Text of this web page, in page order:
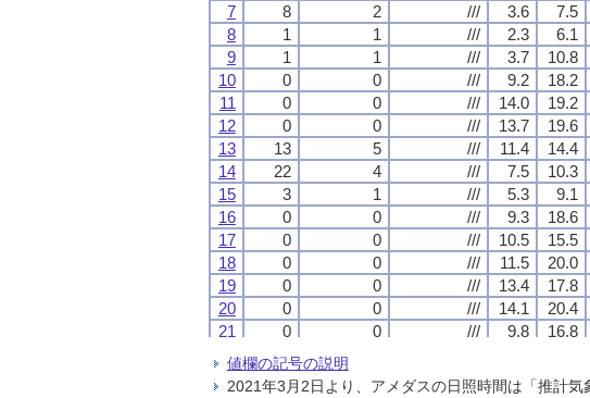
7
8 2 /// 3.6 7.5
8
1 1 /// 2.3 6.1
9
1 1 /// 3.7 10.8
10
0 0 /// 9.2 18.2
11
0 0 /// 14.0 19.2
12
0 0 /// 13.7 19.6
13
13 5 /// 11.4 14.4
14
22 4 /// 7.5 10.3
15
3 1 /// 5.3 9.1
16
0 0 /// 9.3 18.6
17
0 0 /// 10.5 15.5
18
0 0 /// 11.5 20.0
19
0 0 /// 13.4 17.8
20
0 0 /// 14.1 20.4
21
0 0 /// 9.8 16.8
22
0
23
0 0 /// 15.7 27.1
7
8 2 /// 3.6 7.5
8
1 1 /// 2.3 6.1
9
1 1 /// 3.7 10.8
10
0 0 /// 9.2 18.2
11
0 0 /// 14.0 19.2
12
0 0 /// 13.7 19.6
13
13 5 /// 11.4 14.4
14
22 4 /// 7.5 10.3
15
3 1 /// 5.3 9.1
16
0 0 /// 9.3 18.6
17
0 0 /// 10.5 15.5
18
0 0 /// 11.5 20.0
19
0 0 /// 13.4 17.8
20
0 0 /// 14.1 20.4
21
0 0 /// 9.8 16.8
22
0
23
0 0 /// 15.7 27.1
7
8 2 /// 3.6 7.5
8
1 1 /// 2.3 6.1
9
1 1 /// 3.7 10.8
10
0 0 /// 9.2 18.2
11
0 0 /// 14.0 19.2
12
0 0 /// 13.7 19.6
13
13 5 /// 11.4 14.4
14
22 4 /// 7.5 10.3
15
3 1 /// 5.3 9.1
16
0 0 /// 9.3 18.6
17
0 0 /// 10.5 15.5
18
0 0 /// 11.5 20.0
19
0 0 /// 13.4 17.8
20
0 0 /// 14.1 20.4
21
0 0 /// 9.8 16.8
22
0
23
0 0 /// 15.7 27.1
7
8 2 /// 3.6 7.5
8
1 1 /// 2.3 6.1
9
1 1 /// 3.7 10.8
10
0 0 /// 9.2 18.2
11
0 0 /// 14.0 19.2
12
0 0 /// 13.7 19.6
13
13 5 /// 11.4 14.4
14
22 4 /// 7.5 10.3
15
3 1 /// 5.3 9.1
16
0 0 /// 9.3 18.6
17
0 0 /// 10.5 15.5
18
0 0 /// 11.5 20.0
19
0 0 /// 13.4 17.8
20
0 0 /// 14.1 20.4
21
0 0 /// 9.8 16.8
22
0
23
0 0 /// 15.7 27.1
値欄の記号の説明
2021年3月2日より、アメダスの日照時間は「推計